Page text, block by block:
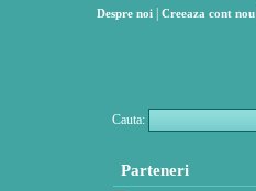
Despre noi Creeaza cont nou
Cauta:
Parteneri